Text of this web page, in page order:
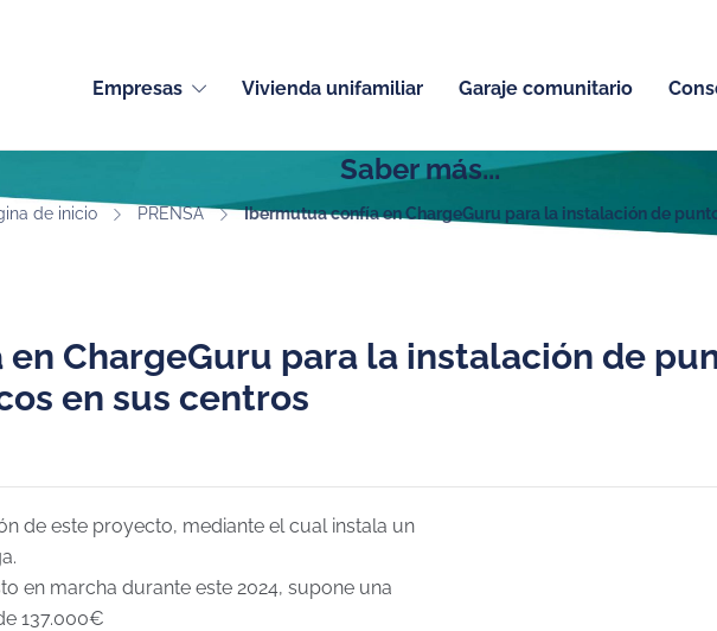
Empresas Vivienda unifamiliar Garaje comunitario
Saber más...
de inicio PRENSA Ibermutua confía en ChargeGuru para la instalación de
ChargeGuru para la instalación de
en sus centros
de este proyecto, mediante el cual instala un
en marcha durante este 2024, supone una
137.000€